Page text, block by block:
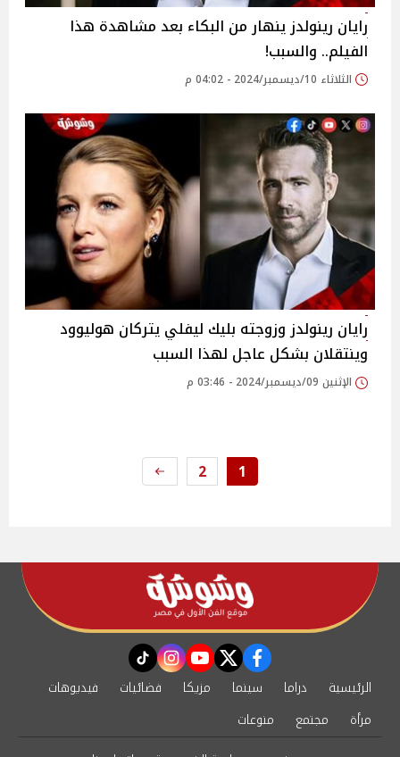
رايان رينولدز ينهار من البكاء بعد مشاهدة هذا
الفيلم.. والسبب!
الثلاثاء 10/ديسمبر/2024 - 04:02 م
رايان رينولدز وزوجته بليك ليفلي يتركان هوليوود
وينتقلان بشكل عاجل لهذا السبب
الإثنين 09/ديسمبر/2024 - 03:46 م
1
2
facebook
twitter
youtube
instagram
tiktok
الرئيسية دراما سينما مزيكا فضائيات
فيديوهات
مرأة
مجتمع
منوعات